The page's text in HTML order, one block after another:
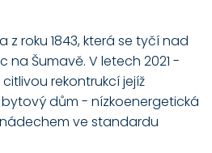
z roku 1843, která se tyčí nad
na Šumavě. V letech 2021 -
rekontrukcí jejíž
dům - nízkoenergetická
ve standardu